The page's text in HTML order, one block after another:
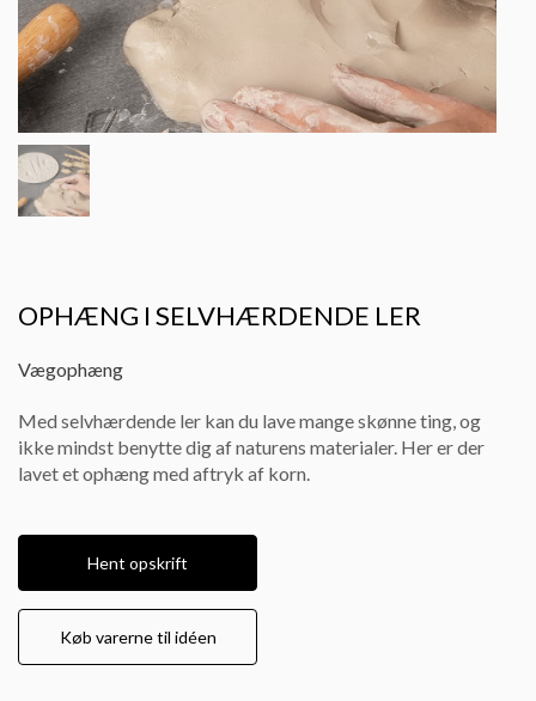
OPHÆNG I SELVHÆRDENDE LER
Vægophæng
Med selvhærdende ler kan du lave mange skønne ting, og
ikke mindst benytte dig af naturens materialer. Her er der
lavet et ophæng med aftryk af korn.
Hent opskrift
Køb varerne til idéen